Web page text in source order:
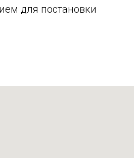
для постановки